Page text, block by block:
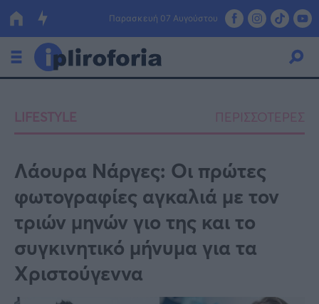
Παρασκευή 07 Αυγούστου
Οικονομία
Πολιτική
Τράπεζες
Επιδοτήσεις
ΕΣΠΑ
Κόσμος
Lifestyle
Αθλητικά
LIFESTYLE ΠΕΡΙΣΣΟΤΕΡΕΣ
Λάουρα Νάργες: Οι πρώτες
φωτογραφίες αγκαλιά με τον
τριών μηνών γιο της και το
συγκινητικό μήνυμα για τα
Χριστούγεννα